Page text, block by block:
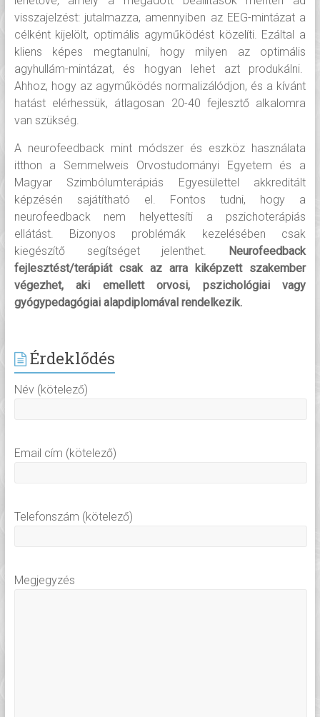
visszajelzést: jutalmazza, amennyiben az EEG-mintázat a
célként kijelölt, optimális agyműködést közelíti. Ezáltal a
kliens képes megtanulni, hogy milyen az optimális
agyhullám-mintázat, és hogyan lehet azt produkálni.
Ahhoz, hogy az agyműködés normalizálódjon, és a kívánt
hatást elérhessük, átlagosan 20-40 fejlesztő alkalomra
van szükség.
A neurofeedback mint módszer és eszköz használata
itthon a Semmelweis Orvostudományi Egyetem és a
Magyar Szimbólumterápiás Egyesülettel akkreditált
képzésén sajátítható el. Fontos tudni, hogy a
neurofeedback nem helyettesíti a pszichoterápiás
ellátást. Bizonyos problémák kezelésében csak
kiegészítő segítséget jelenthet. Neurofeedback
fejlesztést/terápiát csak az arra kiképzett szakember
végezhet, aki emellett orvosi, pszichológiai vagy
gyógypedagógiai alapdiplomával rendelkezik.
Érdeklődés
Név (kötelező)
Email cím (kötelező)
Telefonszám (kötelező)
Megjegyzés